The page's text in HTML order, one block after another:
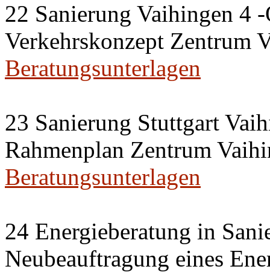
22 Sanierung Vaihingen 4
Verkehrskonzept Zentrum
Beratungsunterlagen
23 Sanierung Stuttgart
Rahmenplan Zentrum
Beratungsunterlagen
24 Energieberatung in
Neubeauftragung eines